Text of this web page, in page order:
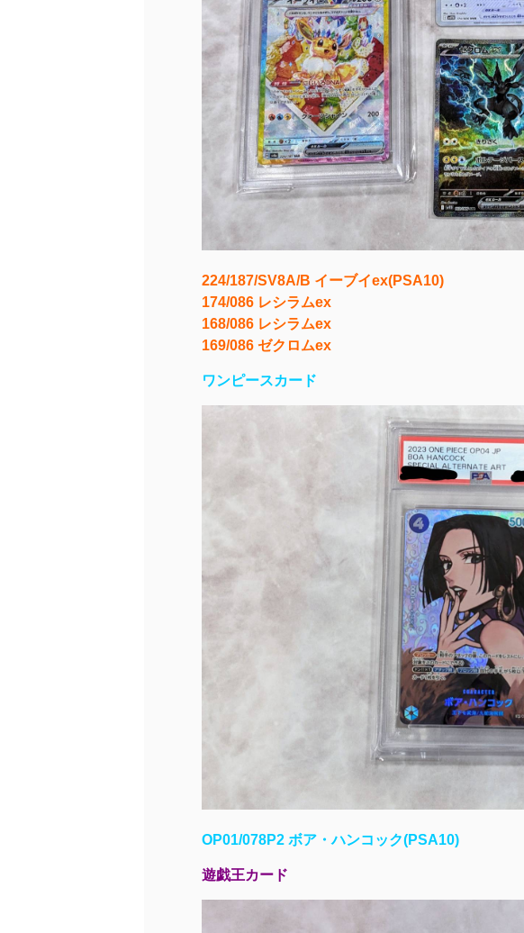
224/187/SV8A/B イーブイex(PSA10)
174/086 レシラムex
168/086 レシラムex
169/086 ゼクロムex
ワンピースカード
OP01/078P2 ボア・ハンコック(PSA10)
遊戯王カード